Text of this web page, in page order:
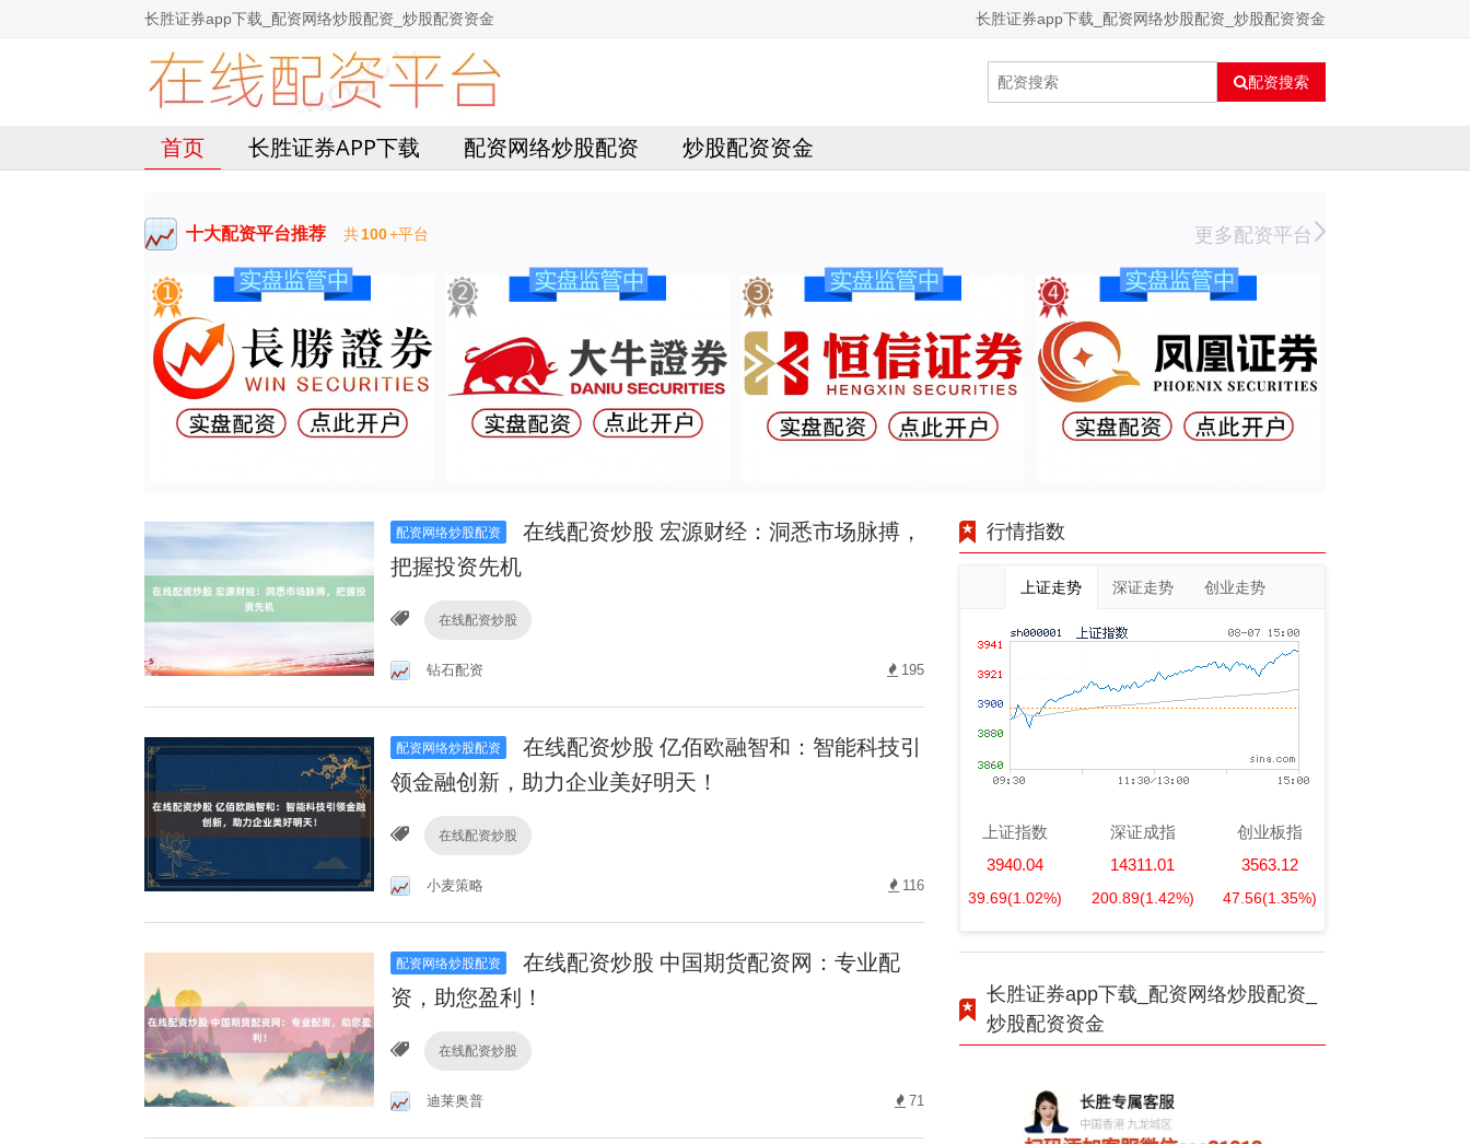
长胜证券app下载_配资网络炒股配资_炒股配资资金 长胜证券app下载_配资网络炒股配资_炒股配资资金
配资搜索
首页 长胜证券APP下载 配资网络炒股配资 炒股配资资金
十大配资平台推荐 共100+平台 更多配资平台
配资网络炒股配资
在线配资炒股 宏源财经：洞悉市场脉搏，
把握投资先机
在线配资炒股
钻石配资 195
配资网络炒股配资
在线配资炒股 亿佰欧融智和：智能科技引
领金融创新，助力企业美好明天！
在线配资炒股
小麦策略 116
配资网络炒股配资
在线配资炒股 中国期货配资网：专业配
资，助您盈利！
在线配资炒股
迪莱奥普 71
行情指数
上证走势 深证走势 创业走势
上证指数
3940.04
39.69(1.02%)
深证成指
14311.01
200.89(1.42%)
创业板指
3563.12
47.56(1.35%)
长胜证券app下载_配资网络炒股配资_
炒股配资资金